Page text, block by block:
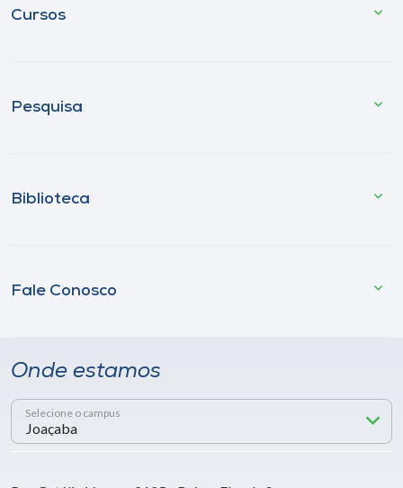
Cursos
Pesquisa
Biblioteca
Fale Conosco
Onde estamos
Selecione o campus